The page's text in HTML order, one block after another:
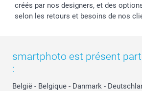
créés par nos designers, et des
selon les retours et besoins de nos
smartphoto est présent
:
België - Belgique - Danmark -